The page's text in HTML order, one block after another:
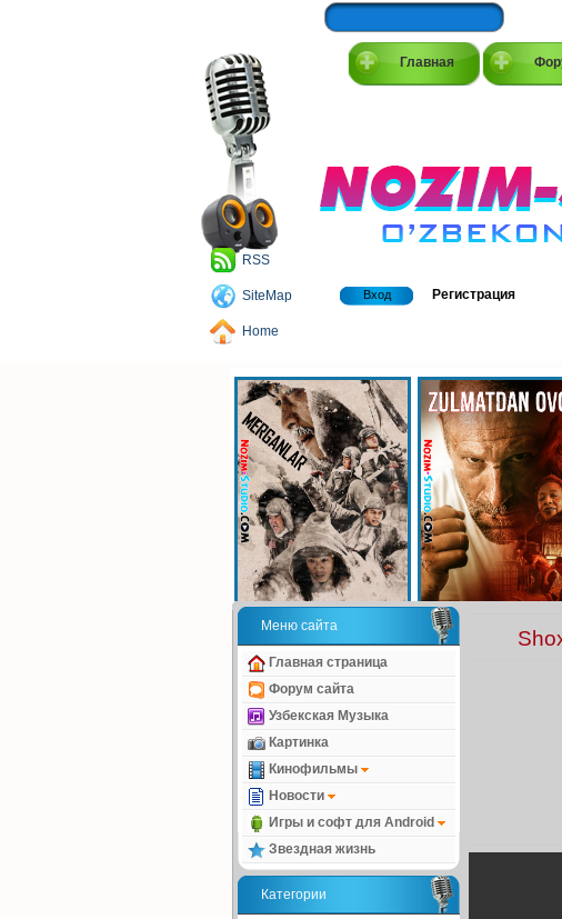
Главная
RSS
SiteMap
Home
Вход Регистрация
Меню сайта
Главная страница
Форум сайта
Узбекская Музыка
Картинка
Кинофильмы
Новости
Игры и софт для Android
Звездная жизнь
Категории